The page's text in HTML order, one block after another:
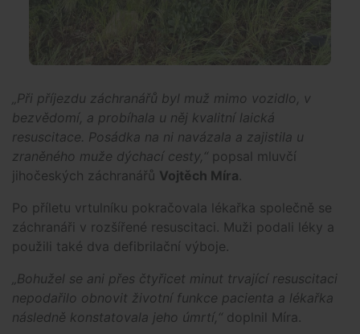
„Při příjezdu záchranářů byl muž mimo vozidlo, v
bezvědomí, a probíhala u něj kvalitní laická
resuscitace. Posádka na ni navázala a zajistila u
zraněného muže dýchací cesty,“ popsal mluvčí
jihočeských záchranářů Vojtěch Míra.
Po příletu vrtulníku pokračovala lékařka společně se
záchranáři v rozšířené resuscitaci. Muži podali léky a
použili také dva defibrilační výboje.
„Bohužel se ani přes čtyřicet minut trvající resuscitaci
nepodařilo obnovit životní funkce pacienta a lékařka
následně konstatovala jeho úmrtí,“ doplnil Míra.